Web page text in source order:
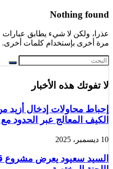
Nothing found
عذرا، ولكن لا شيء يطابق عبارات
مرة أخرى بإستخدام كلمات أخرى.
لا تفوتك هذه الأخبار
الكيف المعالج عبر الحدود
10 ديسمبر، 2025
السيد سعيود يعرض مشروع